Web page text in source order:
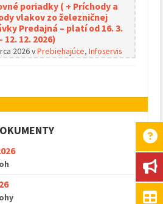
poriadky ( + Príchody a
vlakov zo železničnej
Predajná – platí od 16. 3.
12. 12. 2026)
2026vPrebiehajúce, Infoservis